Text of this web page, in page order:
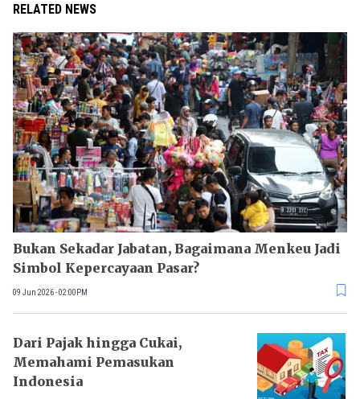
RELATED NEWS
Bukan Sekadar Jabatan, Bagaimana Menkeu Jadi
Simbol Kepercayaan Pasar?
09 Jun 2026 - 02:00PM
Dari Pajak hingga Cukai,
Memahami Pemasukan
Indonesia